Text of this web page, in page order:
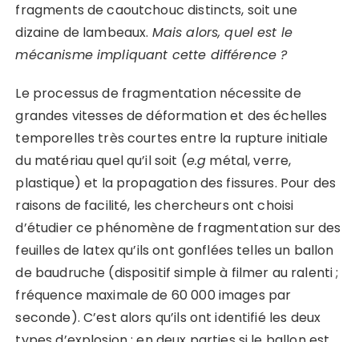
fragments de caoutchouc distincts, soit une
dizaine de lambeaux. Mais alors, quel est le
mécanisme impliquant cette différence ?
Le processus de fragmentation nécessite de
grandes vitesses de déformation et des échelles
temporelles très courtes entre la rupture initiale
du matériau quel qu’il soit (e.g métal, verre,
plastique) et la propagation des fissures. Pour des
raisons de facilité, les chercheurs ont choisi
d’étudier ce phénomène de fragmentation sur des
feuilles de latex qu’ils ont gonflées telles un ballon
de baudruche (dispositif simple à filmer au ralenti ;
fréquence maximale de 60 000 images par
seconde). C’est alors qu’ils ont identifié les deux